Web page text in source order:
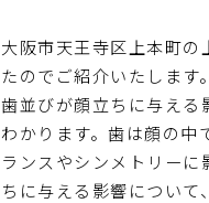
大阪市天王寺区上本町の
たのでご紹介いたします。
歯並びが顔立ちに与え
わかります。歯は顔の中
ランスやシンメトリー
ちに与える影響について